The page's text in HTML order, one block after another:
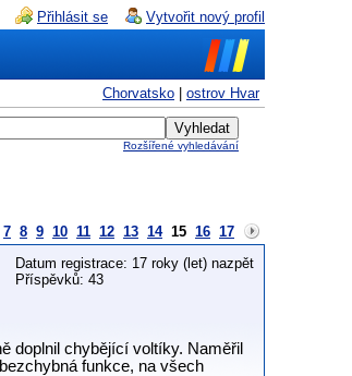
Přihlásit se Vytvořit nový profil
Chorvatsko ostrov Hvar
Rozšířené vyhledávání
7 8 9 10 11 12 13 14 15 16 17
Datum registrace: 17 roky (let) nazpět
Příspěvků: 43
doplnil chybějící voltíky. Naměřil
funkce, na všech